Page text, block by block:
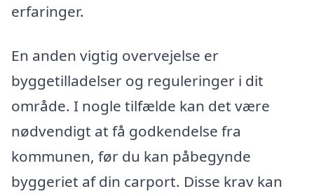
erfaringer.
En anden vigtig overvejelse er
byggetilladelser og reguleringer i dit
område. I nogle tilfælde kan det være
nødvendigt at få godkendelse fra
kommunen, før du kan påbegynde
byggeriet af din carport. Disse krav kan